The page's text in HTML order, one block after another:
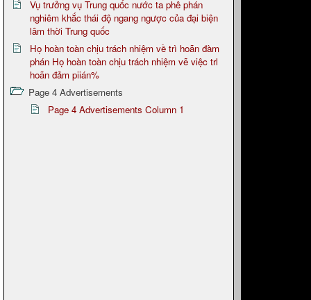
Vụ trưởng vụ Trung quốc nước ta phê phán
nghiêm khắc thái độ ngang ngược của đại biện
lâm thời Trung quốc
Họ hoàn toàn chịu trách nhiệm về trì hoãn đàm
phán Họ hoàn toàn chịu trách nhiệm vẽ việc trl
hoãn đảm piián%
Page 4 Advertisements
Page 4 Advertisements Column 1